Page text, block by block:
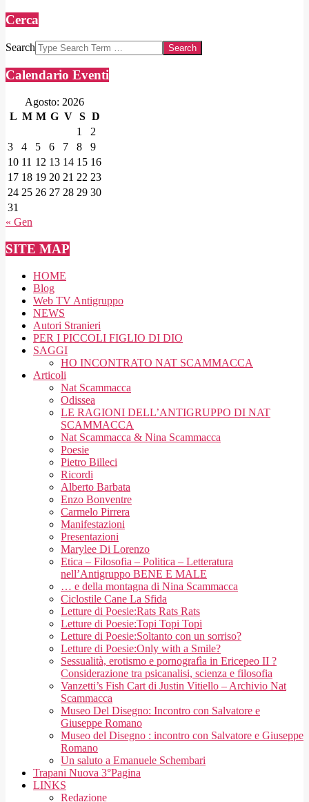
Cerca
Search
Calendario Eventi
Agosto: 2026
L M M G V S D
1
2
3
4 5 6 7 8
9
10 11 12 13 14 15 16
17 18 19 20 21 22 23
24 25 26 27 28 29 30
31
« Gen
SITE MAP
HOME
Blog
Web TV Antigruppo
NEWS
Autori Stranieri
PER I PICCOLI FIGLIO DI DIO
SAGGI
HO INCONTRATO NAT SCAMMACCA
Articoli
Nat Scammacca
Odissea
LE RAGIONI DELL’ANTIGRUPPO DI NAT
SCAMMACCA
Nat Scammacca & Nina Scammacca
Poesie
Pietro Billeci
Ricordi
Alberto Barbata
Enzo Bonventre
Carmelo Pirrera
Manifestazioni
Presentazioni
Marylee Di Lorenzo
Etica – Filosofia – Politica – Letteratura
nell’Antigruppo BENE E MALE
… e della montagna di Nina Scammacca
Ciclostile Cane La Sfida
Letture di Poesie:Rats Rats Rats
Letture di Poesie:Topi Topi Topi
Letture di Poesie:Soltanto con un sorriso?
Letture di Poesie:Only with a Smile?
Sessualità, erotismo e pornografìa in Ericepeo II ?
Considerazione tra psicanalisi, scienza e filosofia
Vanzetti’s Fish Cart di Justin Vitiello – Archivio Nat
Scammacca
Museo Del Disegno: Incontro con Salvatore e
Giuseppe Romano
Museo del Disegno : incontro con Salvatore e Giuseppe
Romano
Un saluto a Emanuele Schembari
Trapani Nuova 3°Pagina
LINKS
Redazione